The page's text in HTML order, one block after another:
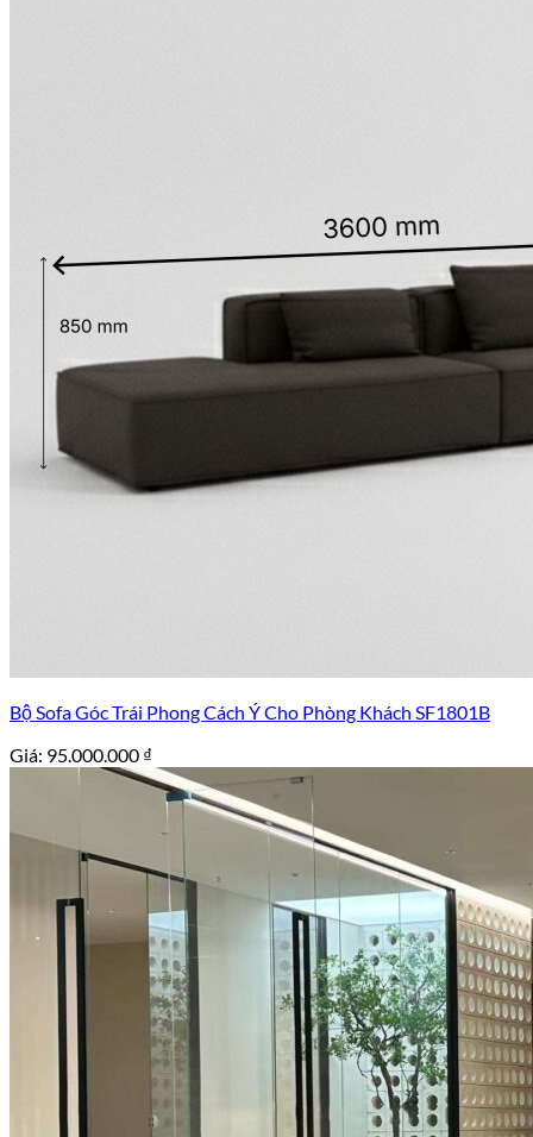
Bộ Sofa Góc Trái Phong Cách Ý Cho Phòng Khách SF1801B
Giá: 95.000.000 ₫